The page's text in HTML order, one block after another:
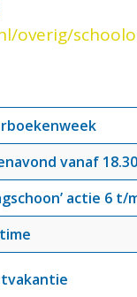
overig/
vanaf
actie 6 t/